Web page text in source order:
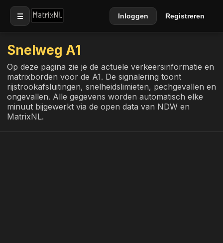
☰ Inloggen Registreren
Snelweg A1
Op deze pagina zie je de actuele verkeersinformatie en
matrixborden voor de A1. De signalering toont
rijstrookafsluitingen, snelheidslimieten, pechgevallen en
ongevallen. Alle gegevens worden automatisch elke
minuut bijgewerkt via de open data van NDW en
MatrixNL.